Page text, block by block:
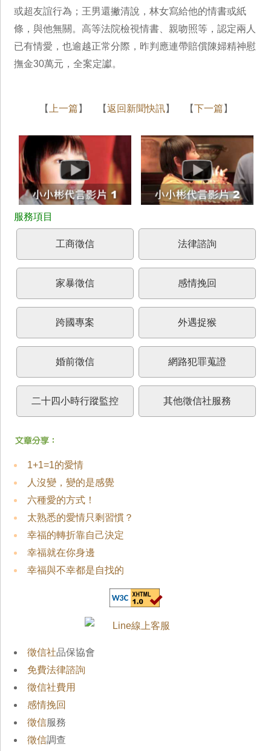
或超友誼行為；王男還撇清說，林女寫給他的情書或紙
條，與他無關。高等法院檢視情書、親吻照等，認定兩人
已有情愛，也逾越正常分際，昨判應連帶賠償陳婦精神慰
撫金30萬元，全案定讞。
【 上一篇 】 【返回新聞快訊】 【下一篇 】
工商徵信 法律諮詢
家暴徵信 感情挽回
跨國專案 外遇捉猴
婚前徵信 網路犯罪蒐證
二十四小時行蹤監控 其他徵信社服務
1+1=1的愛情
人沒變，變的是感覺
六種愛的方式！
太熟悉的愛情只剩習慣？
幸福的轉折靠自己決定
幸福就在你身邊
幸福與不幸都是自找的
徵信社品保協會
免費法律諮詢
徵信社費用
感情挽回
徵信服務
徵信調查